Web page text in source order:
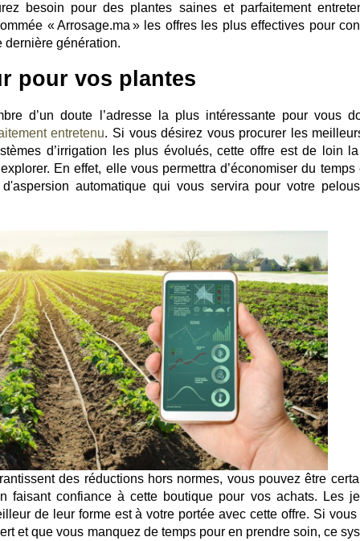
besoin pour des plantes saines et parfaitement
« Arrosage.ma » les offres les plus effectives pour
dernière génération.
pour vos plantes
d’un doute l’adresse la plus intéressante pour vous
entretenu. Si vous désirez vous procurer les
d’irrigation les plus évolués, cette offre est de loin
En effet, elle vous permettra d’économiser du temps
automatique qui vous servira pour votre
des réductions hors normes, vous pouvez être
faisant confiance à cette boutique pour vos achats. Les
de leur forme est à votre portée avec cette offre. Si vous
et que vous manquez de temps pour en prendre soin, ce